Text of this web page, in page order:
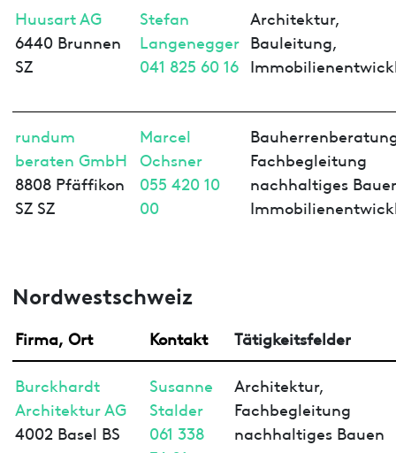
Huusart AG
6440 Brunnen
SZ
Stefan
Langenegger
041 825 60 16
Architektur,
Bauleitung,
rundum
beraten GmbH
8808 Pfäffikon
SZ SZ
Marcel
Ochsner
055 420 10
00
Fachbegleitung
nachhaltiges
Nordwestschweiz
Firma, Ort Kontakt Tätigkeitsfelder
Burckhardt
Architektur AG
4002 Basel BS
Susanne
Stalder
061 338
Architektur,
Fachbegleitung
nachhaltiges Bauen